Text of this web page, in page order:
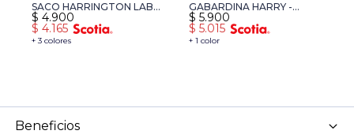
SACO HARRINGTON LABEL
- BEIGE
+ 3 colores
$ 4.900
$ 4.165
GABARDINA HARRY -
BEIGE
+ 1 color
$ 5.900
$ 5.015
Beneficios